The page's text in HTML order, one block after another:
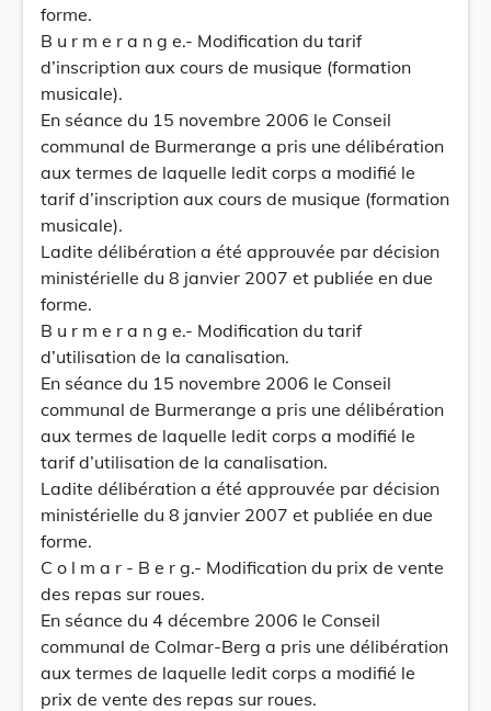
forme.
B u r m e r a n g e.- Modification du tarif
d’inscription aux cours de musique (formation
musicale).
En séance du 15 novembre 2006 le Conseil
communal de Burmerange a pris une délibération
aux termes de laquelle ledit corps a modifié le
tarif d’inscription aux cours de musique (formation
musicale).
Ladite délibération a été approuvée par décision
ministérielle du 8 janvier 2007 et publiée en due
forme.
B u r m e r a n g e.- Modification du tarif
d’utilisation de la canalisation.
En séance du 15 novembre 2006 le Conseil
communal de Burmerange a pris une délibération
aux termes de laquelle ledit corps a modifié le
tarif d’utilisation de la canalisation.
Ladite délibération a été approuvée par décision
ministérielle du 8 janvier 2007 et publiée en due
forme.
C o l m a r - B e r g.- Modification du prix de vente
des repas sur roues.
En séance du 4 décembre 2006 le Conseil
communal de Colmar-Berg a pris une délibération
aux termes de laquelle ledit corps a modifié le
prix de vente des repas sur roues.